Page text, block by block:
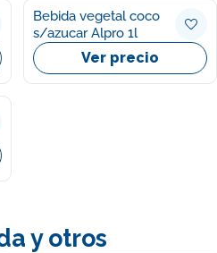
Bebida vegetal coco
s/azucar Alpro 1l
Ver precio
y otros